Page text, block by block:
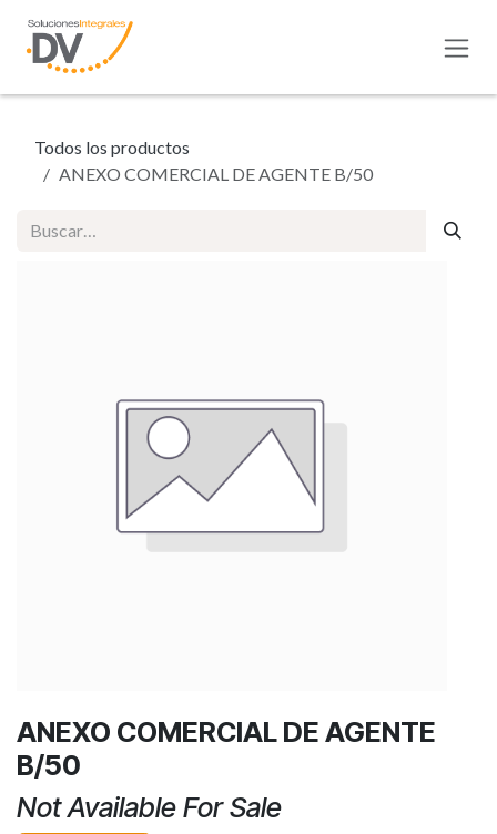
Todos los productos
ANEXO COMERCIAL DE AGENTE B/50
ANEXO COMERCIAL DE AGENTE
B/50
Not Available For Sale